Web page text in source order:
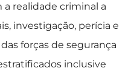
a realidade criminal a
investigação, perícia e
forças de segurança
inclusive